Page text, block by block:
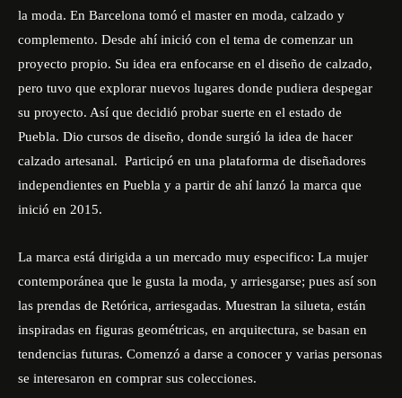
la moda. En Barcelona tomó el master en moda, calzado y
complemento. Desde ahí inició con el tema de comenzar un
proyecto propio. Su idea era enfocarse en el diseño de calzado,
pero tuvo que explorar nuevos lugares donde pudiera despegar
su proyecto. Así que decidió probar suerte en el estado de
Puebla. Dio cursos de diseño, donde surgió la idea de hacer
calzado artesanal. Participó en una plataforma de diseñadores
independientes en Puebla y a partir de ahí lanzó la marca que
inició en 2015.
La marca está dirigida a un mercado muy especifico: La mujer
contemporánea que le gusta la moda, y arriesgarse; pues así son
las prendas de Retórica, arriesgadas. Muestran la silueta, están
inspiradas en figuras geométricas, en arquitectura, se basan en
tendencias futuras. Comenzó a darse a conocer y varias personas
se interesaron en comprar sus colecciones.